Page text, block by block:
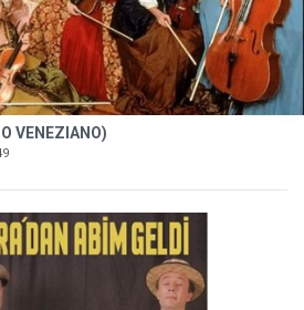
VENEZIANO)